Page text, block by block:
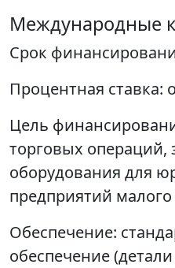
Международные
Срок
Процентная ставка:
Цель
торговых операций,
оборудования для
предприятий
Обеспечение:
обеспечение